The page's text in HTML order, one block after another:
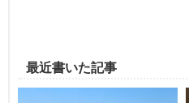
最近書いた記事